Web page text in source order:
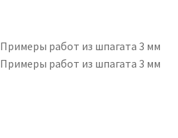
Примеры работ из шпагата 3 мм
Примеры работ из шпагата 3 мм